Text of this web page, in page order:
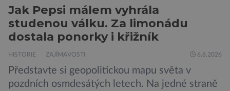
Jak Pepsi málem vyhrála
studenou válku. Za limonádu
dostala ponorky i křižník
HISTORIE ZAJÍMAVOSTI 6.8.2026
Představte si geopolitickou mapu světa v
pozdních osmdesátých letech. Na jedné straně